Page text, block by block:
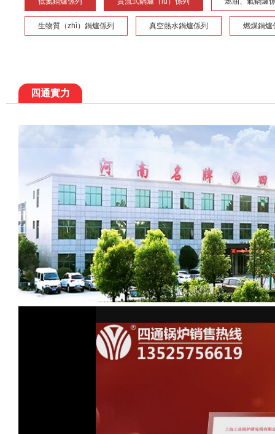
生物質（zhì）鍋爐係列 真空熱水鍋爐係列 燃煤鍋爐
四通實力